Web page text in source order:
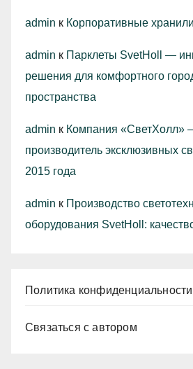
admin к Корпоративные
admin к Парклеты SvetHoll —
решения для комфортного
пространства
admin к Компания «СветХолл»
производитель эксклюзивных
2015 года
admin к Производство
оборудования SvetHoll:
Политика конфиденциальности
Связаться с автором